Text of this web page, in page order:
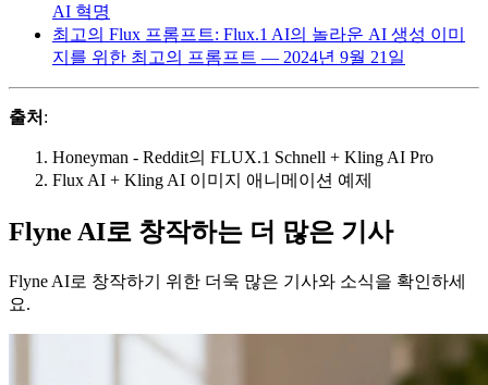
AI 혁명
최고의 Flux 프롬프트: Flux.1 AI의 놀라운 AI 생성 이미
지를 위한 최고의 프롬프트 — 2024년 9월 21일
출처 :
Honeyman - Reddit의 FLUX.1 Schnell + Kling AI Pro
Flux AI + Kling AI 이미지 애니메이션 예제
Flyne AI로 창작하는 더 많은 기사
Flyne AI로 창작하기 위한 더욱 많은 기사와 소식을 확인하세
요.